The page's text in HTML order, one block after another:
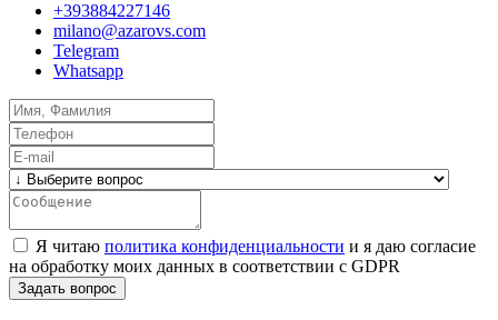
+393884227146
milano@azarovs.com
Telegram
Whatsapp
Я читаю политика конфиденциальности и я даю согласие
на обработку моих данных в соответствии с GDPR
Задать вопрос